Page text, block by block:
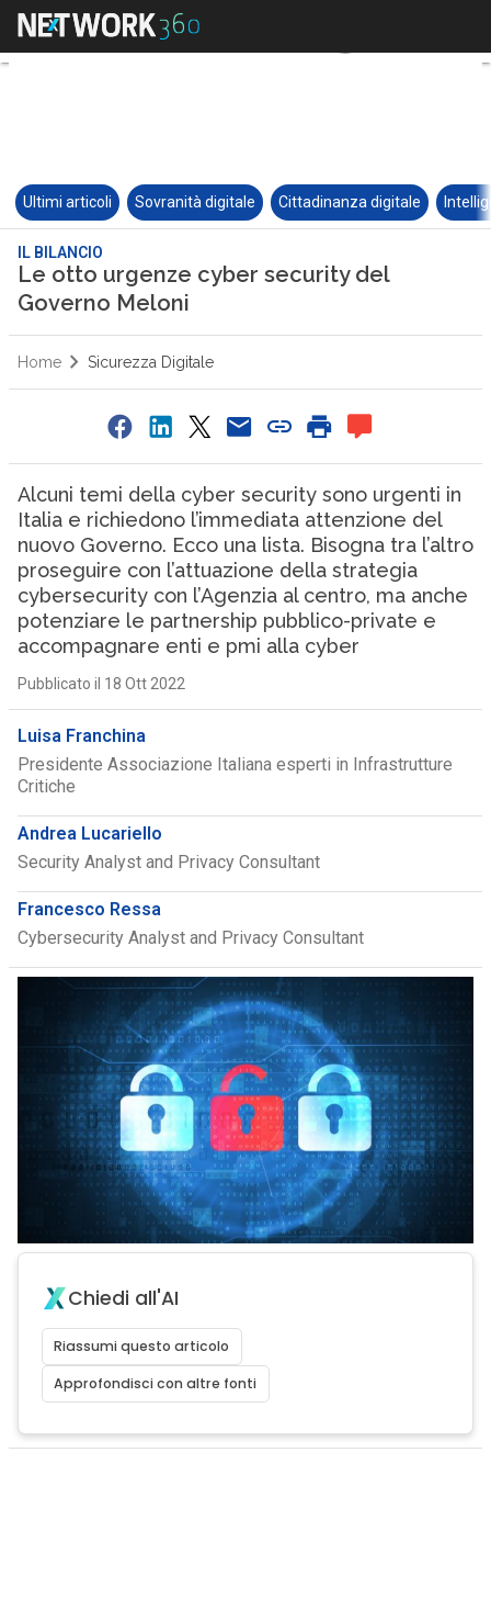
Ultimi articoli Sovranità digitale Cittadinanza digitale
IL BILANCIO
Le otto urgenze cyber security del
Governo Meloni
Home Sicurezza Digitale
Alcuni temi della cyber security sono urgenti in
Italia e richiedono l’immediata attenzione del
nuovo Governo. Ecco una lista. Bisogna tra l’altro
proseguire con l’attuazione della strategia
cybersecurity con l’Agenzia al centro, ma anche
potenziare le partnership pubblico-private e
accompagnare enti e pmi alla cyber
Pubblicato il 18 Ott 2022
Luisa Franchina
Presidente Associazione Italiana esperti in Infrastrutture
Critiche
Andrea Lucariello
Security Analyst and Privacy Consultant
Francesco Ressa
Cybersecurity Analyst and Privacy Consultant
Chiedi all'AI
Riassumi questo articolo
Approfondisci con altre fonti